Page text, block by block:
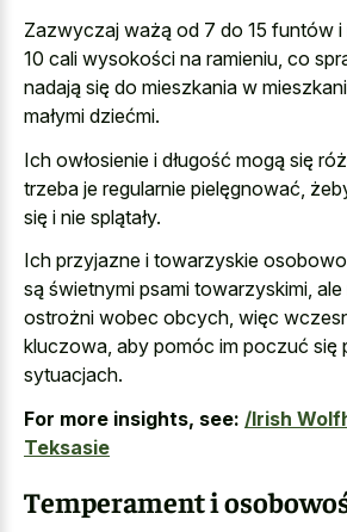
Zazwyczaj ważą od 7 do 15 funtów i
10 cali wysokości na ramieniu, co
nadają się do mieszkania w
małymi dziećmi.
Ich owłosienie i długość mogą się
trzeba je regularnie pielęgnować,
się i nie splątały.
Ich przyjazne i towarzyskie
są świetnymi psami towarzyskimi,
ostrożni wobec obcych, więc
kluczowa, aby pomóc im poczuć się
sytuacjach.
For more insights, see: /Irish
Teksasie
Temperament i